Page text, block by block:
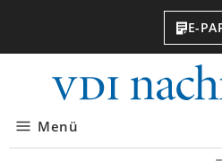
E-
Menü